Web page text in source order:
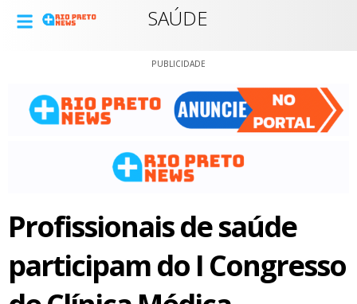
SAÚDE
PUBLICIDADE
Profissionais de saúde
participam do I Congresso